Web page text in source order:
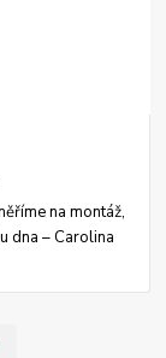
na montáž,
dna – Carolina